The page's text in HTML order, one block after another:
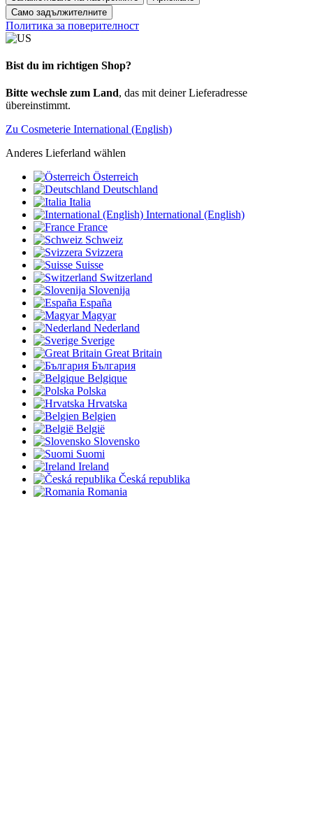
Само задължителните
Политика за поверителност
Bist du im richtigen Shop?
Bitte wechsle zum Land, das mit deiner Lieferadresse
übereinstimmt.
Zu Cosmeterie International (English)
Anderes Lieferland wählen
Österreich
Deutschland
Italia
International (English)
France
Schweiz
Svizzera
Suisse
Switzerland
Slovenija
España
Magyar
Nederland
Sverige
Great Britain
България
Belgique
Polska
Hrvatska
Belgien
België
Slovensko
Suomi
Ireland
Česká republika
Romania